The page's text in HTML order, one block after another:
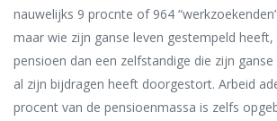
nauwelijks 9 procnte of 964
maar wie zijn ganse leven gestempeld
pensioen dan een zelfstandige die zijn
al zijn bijdragen heeft doorgestort. Arbeid
procent van de pensioenmassa is zelfs